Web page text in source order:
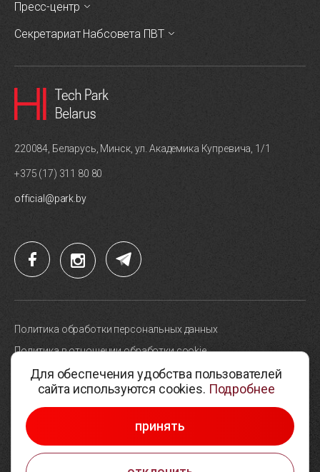
Пресс-центр
Секретариат Набсовета ПВТ
220084, Беларусь, Минск, ул. Академика Купревича, 1/1
+375 (17) 311 80 80
official@park.by
© 2005-2026, Парк высоких технологий
Разработка сайтов —Студия Борового
Политика обработки персональных данных
Политика в отношении обработки cookie
Карта сайта
Выбор настроек cookie
Для обеспечения удобства пользователей
сайта используются cookies. Подробнее
принять